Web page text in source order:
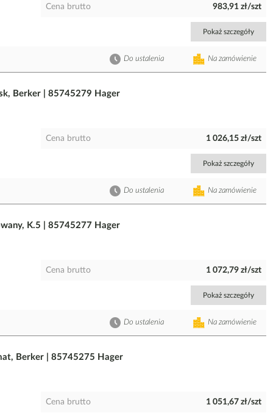
Cena brutto 983,91 zł/szt
Pokaż szczegóły
Na zamówienie
Do ustalenia
Berker | 85745279 Hager
Cena brutto 1 026,15 zł/szt
Pokaż szczegóły
Na zamówienie
Do ustalenia
K.5 | 85745277 Hager
Cena brutto 1 072,79 zł/szt
Pokaż szczegóły
Na zamówienie
Do ustalenia
Berker | 85745275 Hager
Cena brutto 1 051,67 zł/szt